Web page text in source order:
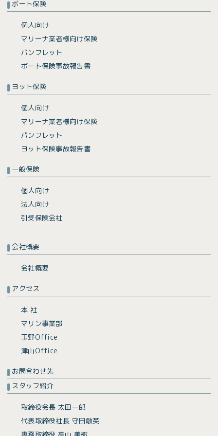
ボート保険
個人向け
マリーナ業者様向け保険
パンフレット
ボート保険事故報告書
ヨット保険
個人向け
マリーナ業者様向け保険
パンフレット
ヨット保険事故報告書
一般保険
個人向け
法人向け
引受保険会社
会社概要
会社概要
アクセス
本 社
マリン事業部
玉野Office
津山Office
お問合わせ先
スタッフ紹介
取締役会長 太田一郎
代表取締役社長 守田敏英